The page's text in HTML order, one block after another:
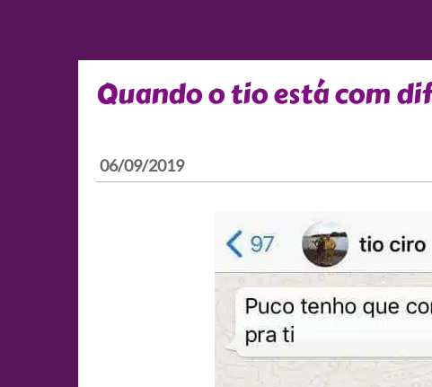
Quando o tio está com
06/09/2019